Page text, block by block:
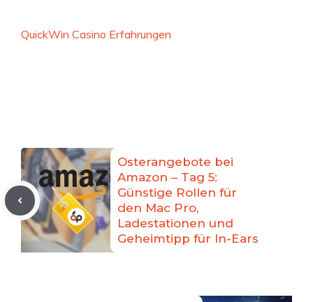
QuickWin Casino Erfahrungen
Osterangebote bei
Amazon – Tag 5:
Günstige Rollen für
den Mac Pro,
Ladestationen und
Geheimtipp für In-Ears